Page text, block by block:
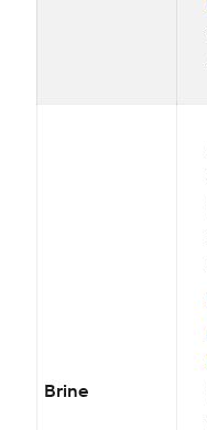
Brine